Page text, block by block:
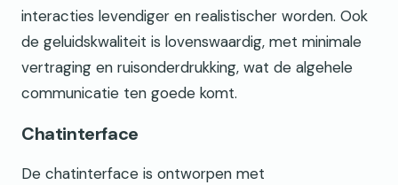
interacties levendiger en realistischer worden. Ook
de geluidskwaliteit is lovenswaardig, met minimale
vertraging en ruisonderdrukking, wat de algehele
communicatie ten goede komt.
Chatinterface
De chatinterface is ontworpen met